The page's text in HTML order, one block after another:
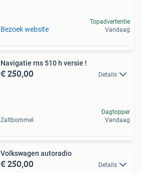
Bezoek website
Topadvertentie
Vandaag
Navigatie rns 510 h versie !
€ 250,00 Details
Zaltbommel
Dagtopper
Vandaag
Volkswagen autoradio
€ 250,00 Details